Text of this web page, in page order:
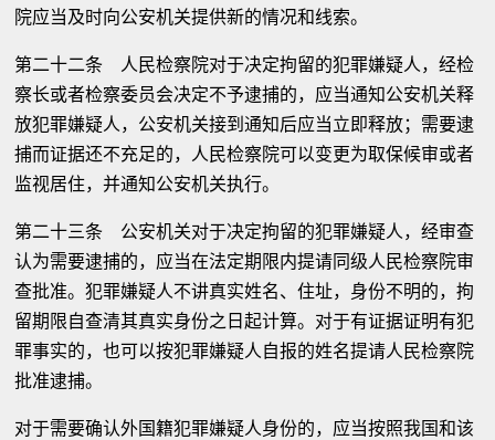
院应当及时向公安机关提供新的情况和线索。
第二十二条 人民检察院对于决定拘留的犯罪嫌疑人，经检
察长或者检察委员会决定不予逮捕的，应当通知公安机关释
放犯罪嫌疑人，公安机关接到通知后应当立即释放；需要逮
捕而证据还不充足的，人民检察院可以变更为取保候审或者
监视居住，并通知公安机关执行。
第二十三条 公安机关对于决定拘留的犯罪嫌疑人，经审查
认为需要逮捕的，应当在法定期限内提请同级人民检察院审
查批准。犯罪嫌疑人不讲真实姓名、住址，身份不明的，拘
留期限自查清其真实身份之日起计算。对于有证据证明有犯
罪事实的，也可以按犯罪嫌疑人自报的姓名提请人民检察院
批准逮捕。
对于需要确认外国籍犯罪嫌疑人身份的，应当按照我国和该